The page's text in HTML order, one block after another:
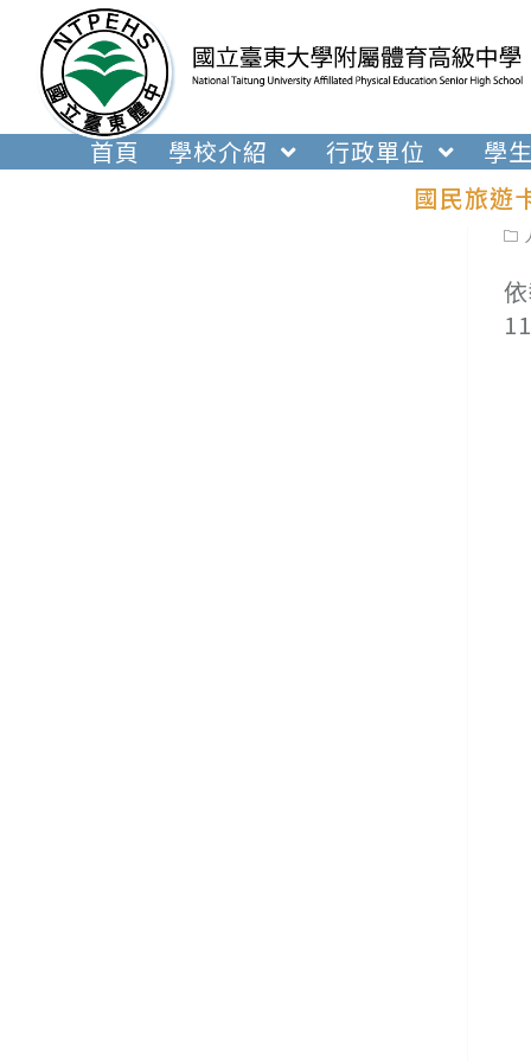
內
首頁 學校介紹 行政單位 學
國民旅遊